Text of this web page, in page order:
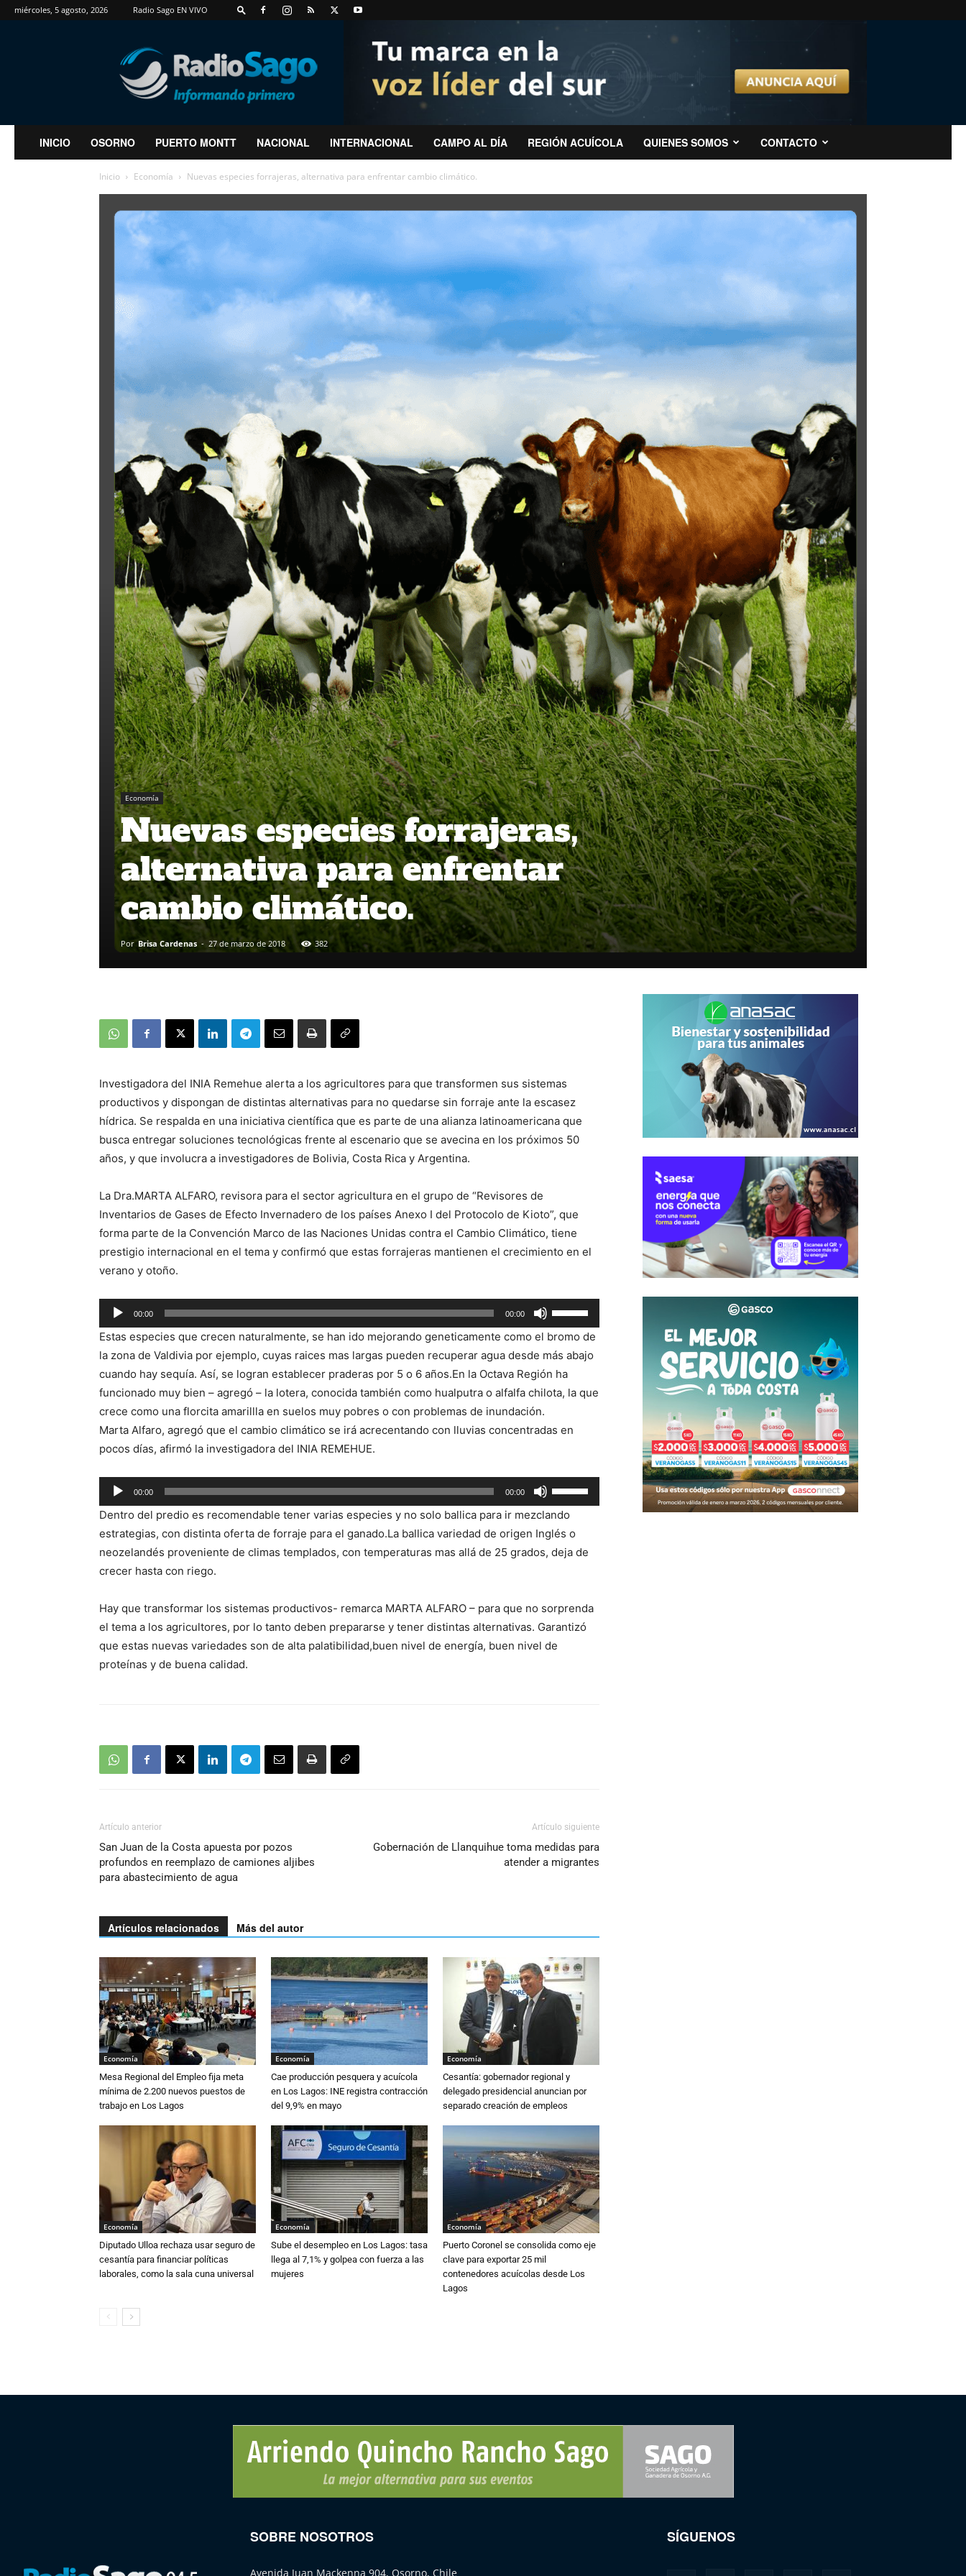
miércoles, 5 agosto, 2026 Radio Sago EN VIVO
RadioSago
INICIO OSORNO PUERTO MONTT NACIONAL INTERNACIONAL CAMPO AL DÍA REGIÓN ACUÍCOLA QUIENES SOMOS CONTACTO
Inicio Economía Nuevas especies forrajeras, alternativa para enfrentar cambio climático.
Economía
Nuevas especies forrajeras,
alternativa para enfrentar
cambio climático.
Por Brisa Cardenas - 27 de marzo de 2018 382
Investigadora del INIA Remehue alerta a los agricultores para que transformen sus sistemas
productivos y dispongan de distintas alternativas para no quedarse sin forraje ante la escasez
hídrica. Se respalda en una iniciativa científica que es parte de una alianza latinoamericana que
busca entregar soluciones tecnológicas frente al escenario que se avecina en los próximos 50
años, y que involucra a investigadores de Bolivia, Costa Rica y Argentina.
La Dra.MARTA ALFARO, revisora para el sector agricultura en el grupo de “Revisores de
Inventarios de Gases de Efecto Invernadero de los países Anexo I del Protocolo de Kioto”, que
forma parte de la Convención Marco de las Naciones Unidas contra el Cambio Climático, tiene
prestigio internacional en el tema y confirmó que estas forrajeras mantienen el crecimiento en el
verano y otoño.
Reproductor
de
audio
00:00 00:00
las
teclas
de
flecha
arriba/abajo
aumentar
disminuir
el
volumen.
Estas especies que crecen naturalmente, se han ido mejorando geneticamente como el bromo de
la zona de Valdivia por ejemplo, cuyas raices mas largas pueden recuperar agua desde más abajo
cuando hay sequía. Así, se logran establecer praderas por 5 o 6 años.En la Octava Región ha
funcionado muy bien – agregó – la lotera, conocida también como hualputra o alfalfa chilota, la que
crece como una florcita amarillla en suelos muy pobres o con problemas de inundación.
Marta Alfaro, agregó que el cambio climático se irá acrecentando con lluvias concentradas en
pocos días, afirmó la investigadora del INIA REMEHUE.
Reproductor
de
audio
00:00 00:00
las
teclas
de
flecha
aumentar
o
disminuir
Dentro del predio es recomendable tener varias especies y no solo ballica para ir mezclando
estrategias, con distinta oferta de forraje para el ganado.La ballica variedad de origen Inglés o
neozelandés proveniente de climas templados, con temperaturas mas allá de 25 grados, deja de
crecer hasta con riego.
Hay que transformar los sistemas productivos- remarca MARTA ALFARO – para que no sorprenda
el tema a los agricultores, por lo tanto deben prepararse y tener distintas alternativas. Garantizó
que estas nuevas variedades son de alta palatibilidad,buen nivel de energía, buen nivel de
proteínas y de buena calidad.
Artículo anterior
San Juan de la Costa apuesta por pozos
profundos en reemplazo de camiones aljibes
para abastecimiento de agua
Artículo siguiente
Gobernación de Llanquihue toma medidas para
atender a migrantes
Artículos relacionados Más del autor
Economía
Mesa Regional del Empleo fija meta
mínima de 2.200 nuevos puestos de
trabajo en Los Lagos
Economía
Cae producción pesquera y acuícola
en Los Lagos: INE registra contracción
del 9,9% en mayo
Economía
Cesantía: gobernador regional y
delegado presidencial anuncian por
separado creación de empleos
Economía
Diputado Ulloa rechaza usar seguro de
cesantía para financiar políticas
laborales, como la sala cuna universal
Economía
Sube el desempleo en Los Lagos: tasa
llega al 7,1% y golpea con fuerza a las
mujeres
Economía
Puerto Coronel se consolida como eje
clave para exportar 25 mil
contenedores acuícolas desde Los
Lagos
SOBRE NOSOTROS
Avenida Juan Mackenna 904, Osorno, Chile
SÍGUENOS